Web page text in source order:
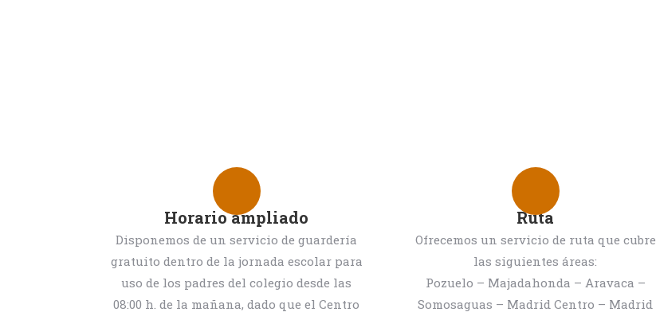
Horario ampliado
Disponemos de un servicio de guardería
gratuito dentro de la jornada escolar para
uso de los padres del colegio desde las
08:00 h. de la mañana, dado que el Centro
Ruta
Ofrecemos un servicio de ruta que cubre
las siguientes áreas:
Pozuelo – Majadahonda – Aravaca –
Somosaguas – Madrid Centro – Madrid